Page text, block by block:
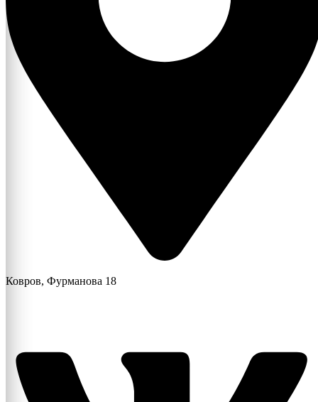
Ковров, Фурманова 18